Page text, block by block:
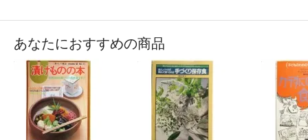
あなたにおすすめの商品